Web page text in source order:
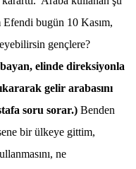
Efendi bugün 10 Kasım,
gençlere?
elinde direksiyonla
gelir arabasını
soru sorar.) Benden
bir ülkeye gittim,
ne